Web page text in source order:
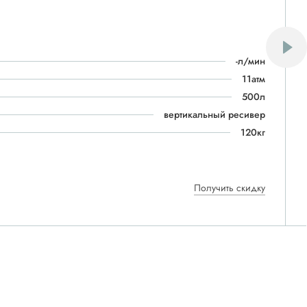
-л/мин
11атм
500л
вертикальный ресивер
120кг
Получить скидку